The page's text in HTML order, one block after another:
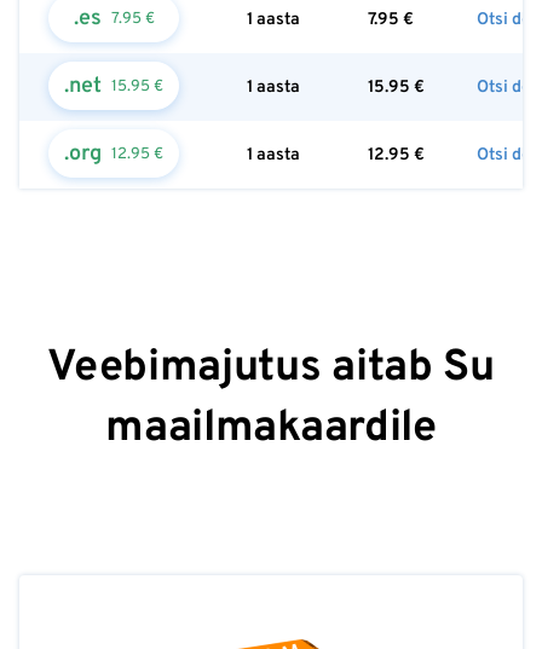
.es 7.95 € 1 aasta 7.95 € Otsi
.net 15.95 € 1 aasta 15.95 € Otsi
.org 12.95 € 1 aasta 12.95 € Otsi
Veebimajutus aitab Su
maailmakaardile